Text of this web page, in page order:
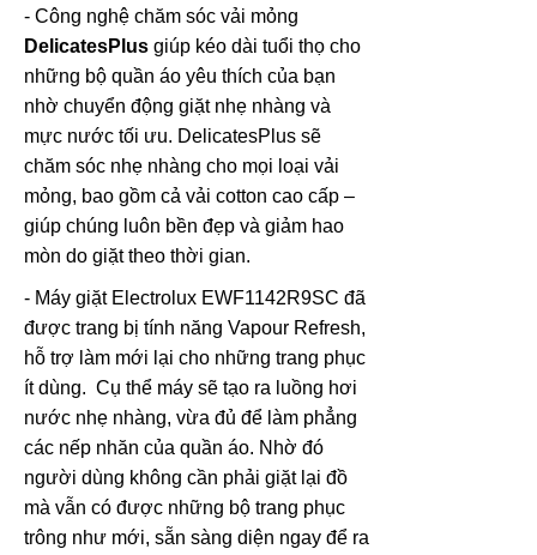
- Công nghệ chăm sóc vải mỏng
DelicatesPlus giúp kéo dài tuổi thọ cho
những bộ quần áo yêu thích của bạn
nhờ chuyển động giặt nhẹ nhàng và
mực nước tối ưu. DelicatesPlus sẽ
chăm sóc nhẹ nhàng cho mọi loại vải
mỏng, bao gồm cả vải cotton cao cấp –
giúp chúng luôn bền đẹp và giảm hao
mòn do giặt theo thời gian.
- Máy giặt Electrolux EWF1142R9SC đã
được trang bị tính năng Vapour Refresh,
hỗ trợ làm mới lại cho những trang phục
ít dùng. Cụ thể máy sẽ tạo ra luồng hơi
nước nhẹ nhàng, vừa đủ để làm phẳng
các nếp nhăn của quần áo. Nhờ đó
người dùng không cần phải giặt lại đồ
mà vẫn có được những bộ trang phục
trông như mới, sẵn sàng diện ngay để ra